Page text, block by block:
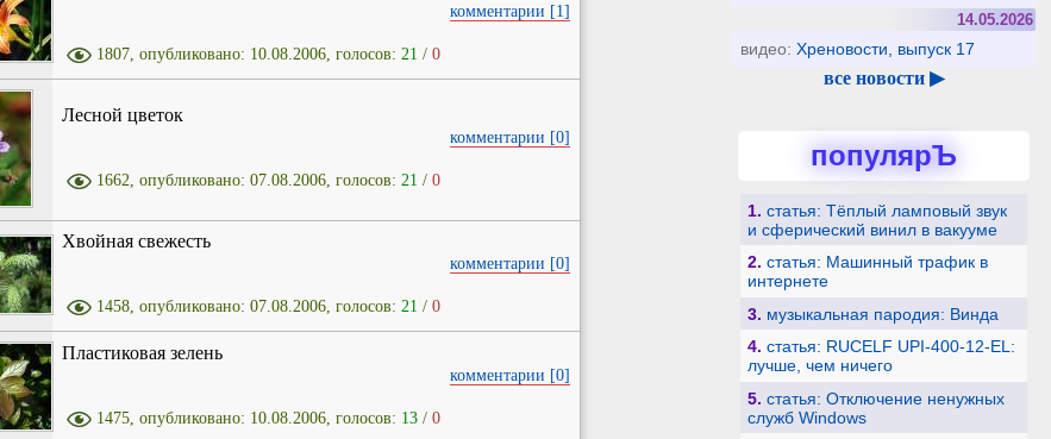
комментарии [1]
1807, опубликовано: 10.08.2006, голосов: 21 / 0
Лесной цветок
комментарии [0]
1662, опубликовано: 07.08.2006, голосов: 21 / 0
Хвойная свежесть
комментарии [0]
1458, опубликовано: 07.08.2006, голосов: 21 / 0
Пластиковая зелень
комментарии [0]
1475, опубликовано: 10.08.2006, голосов: 13/ 0
14.05.2026
видео:Хреновости, выпуск 17
все новости ▶
популярЪ
1. статья: Тёплый ламповый звук
и сферический винил в вакууме
2. статья: Машинный трафик в
интернете
3. музыкальная пародия: Винда
4. статья: RUCELF UPI-400-12-EL:
лучше, чем ничего
5. статья: Отключение ненужных
служб Windows